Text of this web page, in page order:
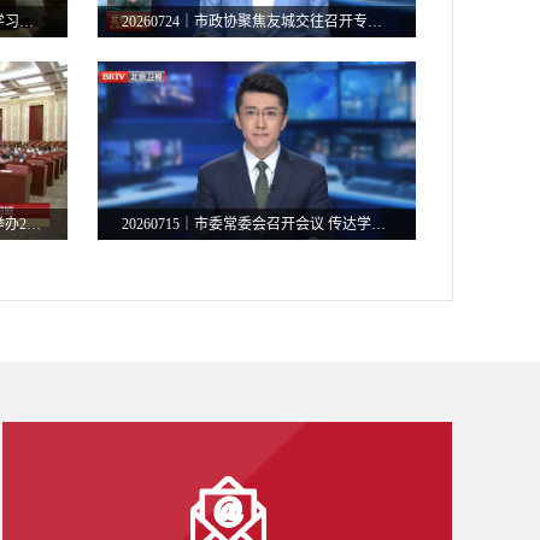
20260725｜市政协市委统战部暑期学习班举行专题报告会 20260724｜市政协聚焦友城交往召开专题协商会
20260721｜市政协市委统战部联合举办2026年暑期学习班 20260715｜市委常委会召开会议 传达学习习近平总书记重要讲话重要指示精神 研究三季度经济社会发展工作等事项